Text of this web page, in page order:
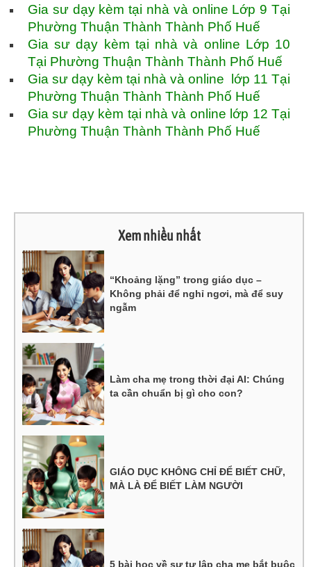
Gia sư dạy kèm tại nhà và online Lớp 9 Tại
Phường Thuận Thành Thành Phố Huế
Gia sư dạy kèm tại nhà và online Lớp 10
Tại Phường Thuận Thành Thành Phố Huế
Gia sư dạy kèm tại nhà và online lớp 11 Tại
Phường Thuận Thành Thành Phố Huế
Gia sư dạy kèm tại nhà và online lớp 12 Tại
Phường Thuận Thành Thành Phố Huế
Xem nhiều nhất
“Khoảng lặng” trong giáo dục –
Không phải để nghỉ ngơi, mà để suy
ngẫm
Làm cha mẹ trong thời đại AI: Chúng
ta cần chuẩn bị gì cho con?
GIÁO DỤC KHÔNG CHỈ ĐỂ BIẾT CHỮ,
MÀ LÀ ĐỂ BIẾT LÀM NGƯỜI
5 bài học về sự tự lập cha mẹ bắt buộc